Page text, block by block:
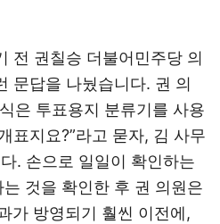
전 권칠승 더불어민주당 의
문답을 나눴습니다. 권 의
은 투표용지 분류기를 사용
표지요?”라고 묻자, 김 사무
. 손으로 일일이 확인하는
것을 확인한 후 권 의원은
가 방영되기 훨씬 이전에,